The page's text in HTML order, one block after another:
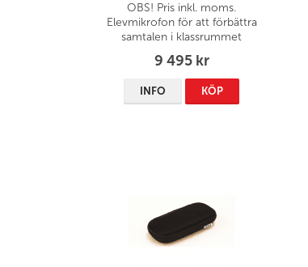
OBS! Pris inkl. moms.
Elevmikrofon för att förbättra
samtalen i klassrummet
9 495 kr
INFO KÖP